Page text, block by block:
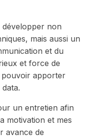
développer non
mais aussi un
et du
et force de
pouvoir apporter
un entretien afin
motivation et mes
avance de